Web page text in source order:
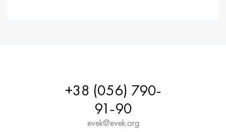
+38 (056) 790-
91-90
evek@evek.org